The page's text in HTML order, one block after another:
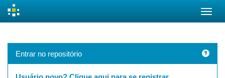
Entrar no repositório